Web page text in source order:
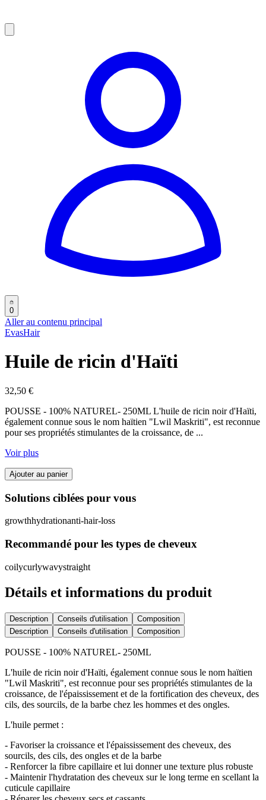
0
Aller au contenu principal
EvasHair
Huile de ricin d'Haïti
32,50 €
POUSSE - 100% NATUREL- 250ML L'huile de ricin noir d'Haïti,
également connue sous le nom haïtien "Lwil Maskriti", est reconnue
pour ses propriétés stimulantes de la croissance, de ...
Voir plus
Ajouter au panier
Solutions ciblées pour vous
growthhydrationanti-hair-loss
Recommandé pour les types de cheveux
coilycurlywavystraight
Détails et informations du produit
Description Conseils d'utilisation
Composition
Description
Conseils d'utilisation Composition
POUSSE - 100% NATUREL- 250ML
L'huile de ricin noir d'Haïti, également connue sous le nom haïtien
"Lwil Maskriti", est reconnue pour ses propriétés stimulantes de la
croissance, de l'épaississement et de la fortification des cheveux, des
cils, des sourcils, de la barbe chez les hommes et des ongles.
L'huile permet :
- Favoriser la croissance et l'épaississement des cheveux, des
sourcils, des cils, des ongles et de la barbe
- Renforcer la fibre capillaire et lui donner une texture plus robuste
- Maintenir l'hydratation des cheveux sur le long terme en scellant la
cuticule capillaire